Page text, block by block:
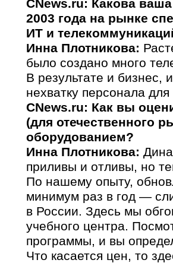
CNews.ru: Какова
2003 года на рынке
ИТ и
Инна Плотникова:
было создано много
В результате и бизнес,
нехватку персонала
CNews.ru: Как вы
(для отечественного
оборудованием?
Инна Плотникова:
приливы и отливы, но
По нашему опыту,
минимум раз в год —
в России. Здесь мы
учебного центра.
программы, и вы
Что касается цен, то